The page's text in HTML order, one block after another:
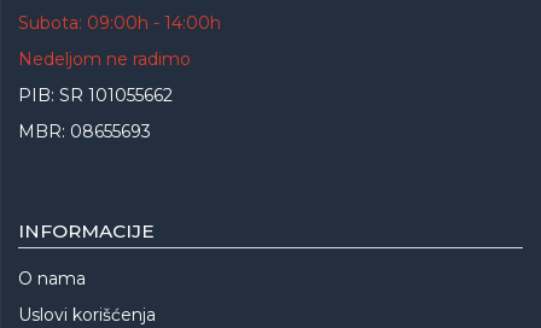
Subota: 09:00h - 14:00h
Nedeljom ne radimo
PIB: SR 101055662
MBR: 08655693
INFORMACIJE
O nama
Uslovi korišćenja